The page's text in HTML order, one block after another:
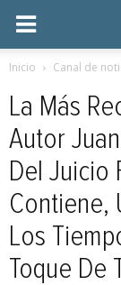
Inicio Canal de
La Más
Autor
Del Juicio
Contiene,
Los
Toque De